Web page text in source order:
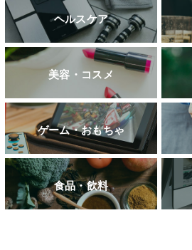
ヘルスケア
美容・コスメ
ゲーム・おもちゃ
食品・飲料